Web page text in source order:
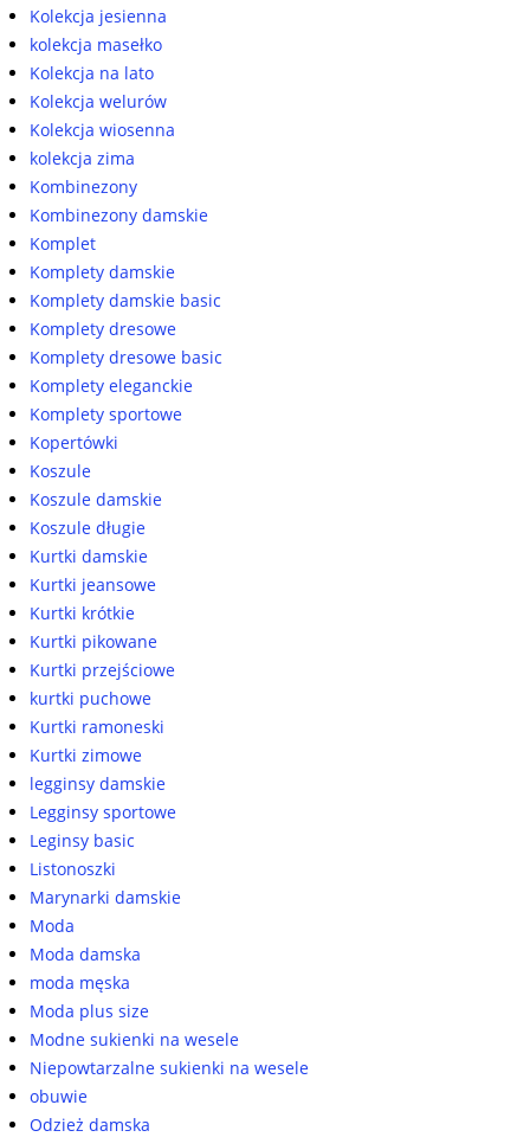
Kolekcja jesienna
kolekcja masełko
Kolekcja na lato
Kolekcja welurów
Kolekcja wiosenna
kolekcja zima
Kombinezony
Kombinezony damskie
Komplet
Komplety damskie
Komplety damskie basic
Komplety dresowe
Komplety dresowe basic
Komplety eleganckie
Komplety sportowe
Kopertówki
Koszule
Koszule damskie
Koszule długie
Kurtki damskie
Kurtki jeansowe
Kurtki krótkie
Kurtki pikowane
Kurtki przejściowe
kurtki puchowe
Kurtki ramoneski
Kurtki zimowe
legginsy damskie
Legginsy sportowe
Leginsy basic
Listonoszki
Marynarki damskie
Moda
Moda damska
moda męska
Moda plus size
Modne sukienki na wesele
Niepowtarzalne sukienki na wesele
obuwie
Odzież damska